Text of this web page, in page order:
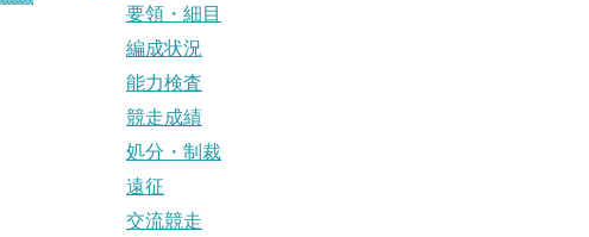
要領・細目
編成状況
能力検査
競走成績
処分・制裁
遠征
交流競走